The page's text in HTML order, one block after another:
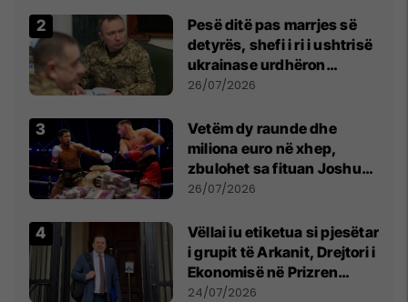
Pesë ditë pas marrjes së
detyrës, shefi i ri i ushtrisë
ukrainase urdhëron
kontroll të madh
26/07/2026
Vetëm dy raunde dhe
miliona euro në xhep,
zbulohet sa fituan Joshua
e Prenga
26/07/2026
Vëllai iu etiketua si pjesëtar
i grupit të Arkanit, Drejtori i
Ekonomisë në Prizren
mohon pretendimet
24/07/2026